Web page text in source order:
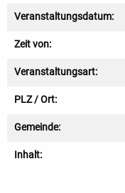
Veranstaltungsdatum:
Zeit von:
Veranstaltungsart:
PLZ / Ort:
Gemeinde:
Inhalt: